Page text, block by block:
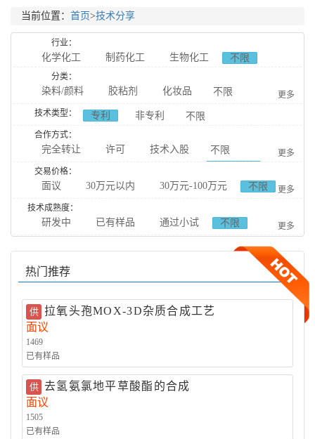
当前位置： 首页>技术分享
行业：
不限
化学化工 制药化工
生物化工
分类：
不限
染料/颜料 胶粘剂
化妆品
农用化工
表面处理
石墨烯 纳米材料
高分子材料
橡胶塑胶
天然提取
无机化工 分析化工
原料药
药物中间体
药物分析
动物用药
生物合成
生物催化技术
生物发酵
食品检测技术
药物载体 聚合物
精细化工
更多
技术类型：
不限
专利 非专利
合作方式：
不限
完全转让 许可
技术入股
合作生产
更多
交易价格：
不限
面议 30万元以内
30万元-100万元
100万元-300万元
1000万元以上
更多
技术成熟度：
不限
研发中 已有样品
通过小试
通过中试
更多
热门推荐
供 拉氧头孢MOX-3D杂质合成工艺
面议
1469
已有样品
供 去氢氨氯地平草酸酯的合成
面议
1505
已有样品